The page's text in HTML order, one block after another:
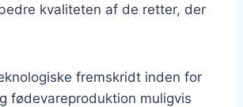
kvaliteten af de retter, der
fremskridt inden for
fødevareproduktion muligvis